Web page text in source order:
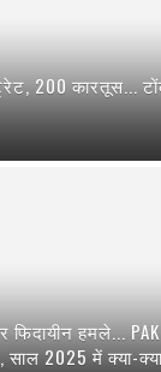
200 कारतूस...
फिदायीन हमले...
साल 2025 में क्या-